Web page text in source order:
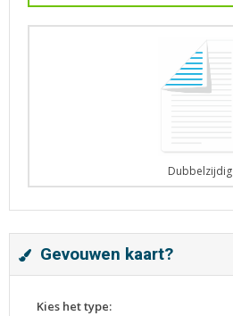
Dubbelzijdig
Gevouwen kaart?
Kies het type: